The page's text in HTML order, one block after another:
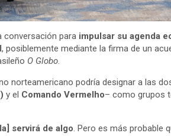
conversación para impulsar su agenda
, posiblemente mediante la firma de un
O Globo
norteamericano podría designar a las
y el Comando Vermelho– como grupos
servirá de algo . Pero es más probable